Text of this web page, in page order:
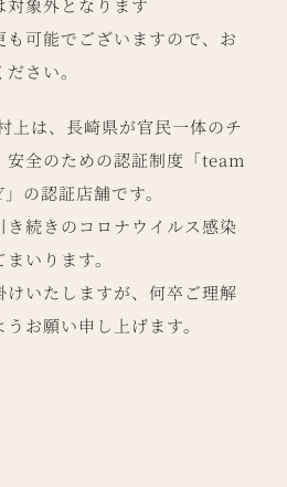
象外となります
可能でございますので、お
さい。
上は、長崎県が官民一体のチ
安全のための認証制度「team
の認証店舗です。
続きのコロナウイルス感染
いります。
いたしますが、何卒ご理解
お願い申し上げます。